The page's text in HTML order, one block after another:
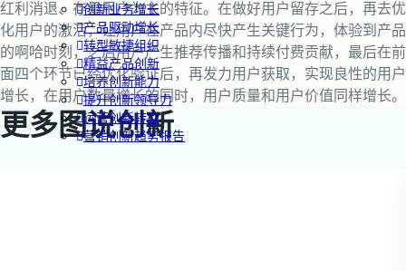
创新业务增长
产品驱动增长
转型敏捷组织
精益产品创新
培养创新能力
提升创新领导力
运营创新转型
营销创新趋势报告
红利消退、存量用户为主的特征。在做好用户留存之后，再去优
化用户的激活，让用户在产品内尽快产生关键行为，体验到产品
的啊哈时刻，之后用户产生推荐传播和持续付费贡献，最后在前
面四个环节已经优化验证后，再发力用户获取，实现良性的用户
增长，在用户数量增长的同时，用户质量和用户价值同样增长。
更多图说创新